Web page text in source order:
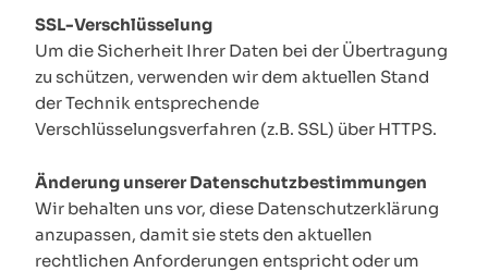
SSL-Verschlüsselung
Um die Sicherheit Ihrer Daten bei der Übertragung
zu schützen, verwenden wir dem aktuellen Stand
der Technik entsprechende
Verschlüsselungsverfahren (z.B. SSL) über HTTPS.
Änderung unserer Datenschutzbestimmungen
Wir behalten uns vor, diese Datenschutzerklärung
anzupassen, damit sie stets den aktuellen
rechtlichen Anforderungen entspricht oder um